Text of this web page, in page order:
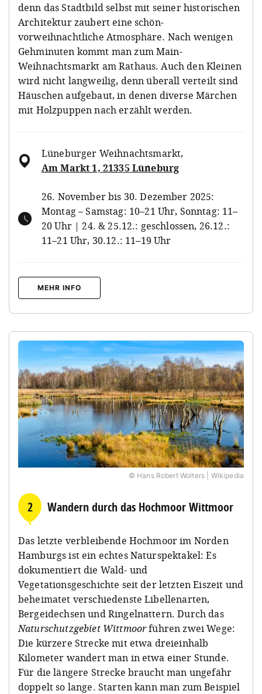
denn das Stadtbild selbst mit seiner historischen
Architektur zaubert eine schön-
vorweihnachtliche Atmosphäre. Nach wenigen
Gehminuten kommt man zum Main-
Weihnachtsmarkt am Rathaus. Auch den Kleinen
wird nicht langweilig, denn überall verteilt sind
Häuschen aufgebaut, in denen diverse Märchen
mit Holzpuppen nach erzählt werden.
Lüneburger Weihnachtsmarkt,
Am Markt 1, 21335 Lüneburg
26. November bis 30. Dezember 2025:
Montag – Samstag: 10–21 Uhr, Sonntag: 11–
20 Uhr | 24. & 25.12.: geschlossen, 26.12.:
11–21 Uhr, 30.12.: 11–19 Uhr
MEHR INFO
© Hans Robert Wolters | Wikipedia
2 Wandern durch das Hochmoor Wittmoor
Das letzte verbleibende Hochmoor im Norden
Hamburgs ist ein echtes Naturspektakel: Es
dokumentiert die Wald- und
Vegetationsgeschichte seit der letzten Eiszeit und
beheimatet verschiedenste Libellenarten,
Bergeidechsen und Ringelnattern. Durch das
Naturschutzgebiet Wittmoorführen zwei Wege:
Die kürzere Strecke mit etwa dreieinhalb
Kilometer wandert man in etwa einer Stunde.
Für die längere Strecke braucht man ungefähr
doppelt so lange. Starten kann man zum Beispiel